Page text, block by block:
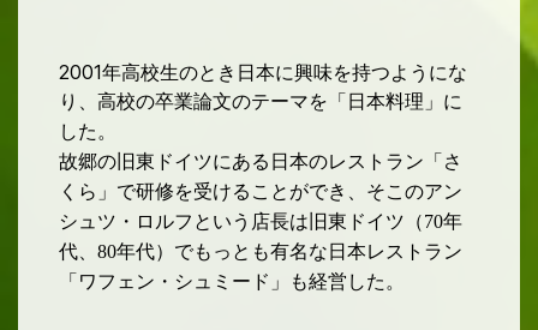
2001年高校生のとき日本に興味を持つようにな
り、高校の卒業論文のテーマを「日本料理」に
した。
故郷の旧東ドイツにある日本のレストラン「さ
くら」で研修を受けることができ、そこのアン
シュツ・ロルフという店長は旧東ドイツ（70年
代、 80年代）でもっとも有名な日本レス トラン
「ワフェン・シュミード」も経営した。